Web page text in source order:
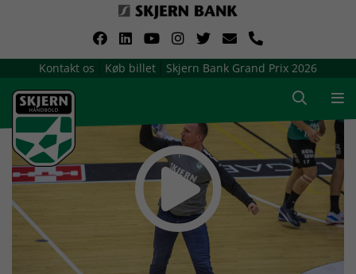
Kontakt os Køb billet Skjern Bank Grand Prix 2026
Om Skjern Håndbold
Ligatruppen
Sponsorer
Billetsalg / sæsonkort